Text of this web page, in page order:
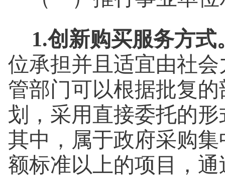
1.创新购买服务方式
位承担并且适宜由社
管部门可以根据批复
划，采用直接委托的
其中，属于政府采购
额标准以上的项目，